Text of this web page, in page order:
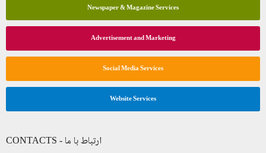
Newspaper & Magazine Services
Advertisement and Marketing
Social Media Services
Website Services
CONTACTS - ارتباط با ما